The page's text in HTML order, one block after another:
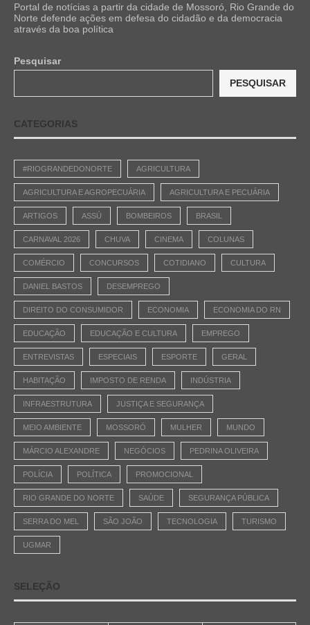
Portal de notícias a partir da cidade de Mossoró, Rio Grande do
Norte defende ações em defesa do cidadão e da democracia
através da boa política
Pesquisar
PESQUISAR
CATEGORIAS
#RIOGRANDEDONORTE AGRICULTURA
AGRICULTURA E AGROPECUÁRIA AGRICULTURA E PECUÁRIA
ARTIGOS ASSÚ BOMBEIROS BRASIL
CARNAVAL 2026 CHUVA CINEMA COLUNAS
COMÉRCIO CONCURSOS COTIDIANO CULTURA
DANIEL BASTOS DESEMPREGO
DIREITO DO CONSUMIDOR ECONOMIA ECONOMIA DO RN
EDUCAÇÃO EDUCAÇÃO E CULTURA EMPREGO
ENTREVISTAS ESPECIAIS ESPORTE GERAL
HABITAÇÃO IMPOSTO DE RENDA INDÚSTRIA
INFRAESTRUTURA JUSTIÇA E SEGURANÇA
MEIO AMBIENTE MOSSORÓ MULHER MUNDO
MÁRCIO ALEXANDRE NEGÓCIOS PEDRINA OLIVEIRA
POLÍCIA POLÍTICA PROMOCIONAL
RIO GRANDE DO NORTE SAÚDE SEGURANÇA PÚBLICA
SERRA DO MEL SÃO JOÃO TECNOLOGIA TURISMO
UGMAR
SELEÇÃO